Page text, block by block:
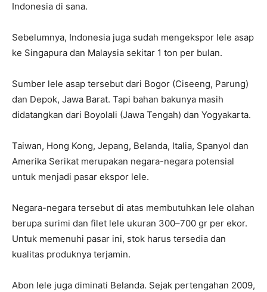
Indonesia di sana.
Sebelumnya, Indonesia juga sudah mengekspor lele asap
ke Singapura dan Malaysia sekitar 1 ton per bulan.
Sumber lele asap tersebut dari Bogor (Ciseeng, Parung)
dan Depok, Jawa Barat. Tapi bahan bakunya masih
didatangkan dari Boyolali (Jawa Tengah) dan Yogyakarta.
Taiwan, Hong Kong, Jepang, Belanda, Italia, Spanyol dan
Amerika Serikat merupakan negara-negara potensial
untuk menjadi pasar ekspor lele.
Negara-negara tersebut di atas membutuhkan lele olahan
berupa surimi dan filet lele ukuran 300–700 gr per ekor.
Untuk memenuhi pasar ini, stok harus tersedia dan
kualitas produknya terjamin.
Abon lele juga diminati Belanda. Sejak pertengahan 2009,